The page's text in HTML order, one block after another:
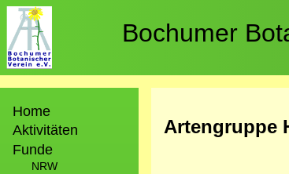
Direkt
zum
Inhalt
Bochumer
Home
Aktivitäten
Funde
NRW
Artengruppe